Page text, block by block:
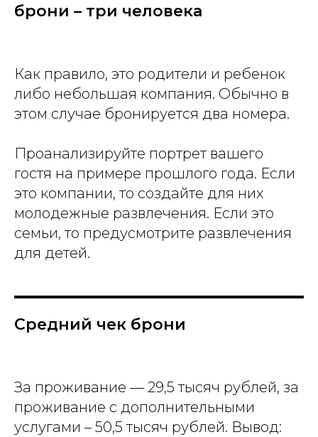
брони – три человека
Как правило, это родители и ребенок
либо небольшая компания. Обычно в
этом случае бронируется два номера.
Проанализируйте портрет вашего
гостя на примере прошлого года. Если
это компании, то создайте для них
молодежные развлечения. Если это
семьи, то предусмотрите развлечения
для детей.
Средний чек брони
За проживание — 29,5 тысяч рублей, за
проживание с дополнительными
услугами – 50,5 тысяч рублей. Вывод: